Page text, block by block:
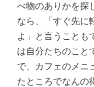
べ物のありかを探
なら、「すぐ先に
よ」と言うことも
は自分たちのこと
で、カフェのメニ
たところでなんの